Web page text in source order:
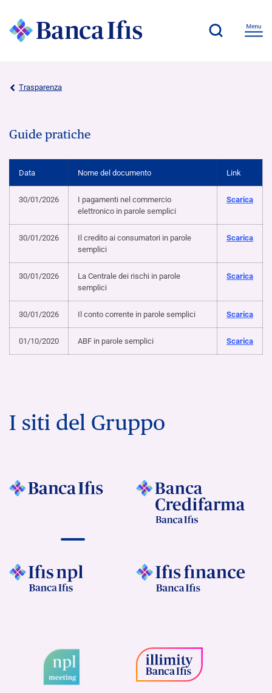
Trasparenza
Guide pratiche
Data Nome del documento Link
30/01/2026
I pagamenti nel commercio
elettronico in parole semplici
Scarica
30/01/2026
Il credito ai consumatori in parole
semplici
Scarica
30/01/2026
La Centrale dei rischi in parole
semplici
Scarica
30/01/2026 Il conto corrente in parole semplici Scarica
01/10/2020 ABF in parole semplici Scarica
I siti del Gruppo